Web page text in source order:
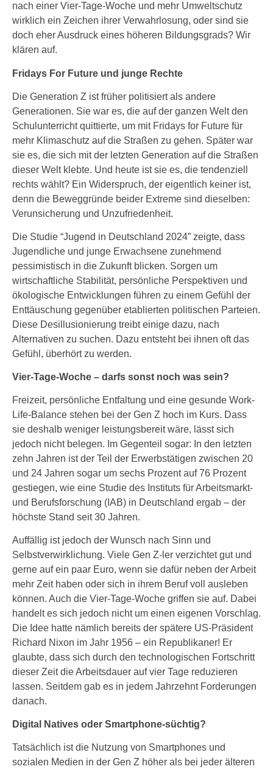
nach einer Vier-Tage-Woche und mehr Umweltschutz
wirklich ein Zeichen ihrer Verwahrlosung, oder sind sie
doch eher Ausdruck eines höheren Bildungsgrads? Wir
klären auf.
Fridays For Future und junge Rechte
Die Generation Z ist früher politisiert als andere
Generationen. Sie war es, die auf der ganzen Welt den
Schulunterricht quittierte, um mit Fridays for Future für
mehr Klimaschutz auf die Straßen zu gehen. Später war
sie es, die sich mit der letzten Generation auf die Straßen
dieser Welt klebte. Und heute ist sie es, die tendenziell
rechts wählt? Ein Widerspruch, der eigentlich keiner ist,
denn die Beweggründe beider Extreme sind dieselben:
Verunsicherung und Unzufriedenheit.
Die Studie “Jugend in Deutschland 2024” zeigte, dass
Jugendliche und junge Erwachsene zunehmend
pessimistisch in die Zukunft blicken. Sorgen um
wirtschaftliche Stabilität, persönliche Perspektiven und
ökologische Entwicklungen führen zu einem Gefühl der
Enttäuschung gegenüber etablierten politischen Parteien.
Diese Desillusionierung treibt einige dazu, nach
Alternativen zu suchen. Dazu entsteht bei ihnen oft das
Gefühl, überhört zu werden.
Vier-Tage-Woche – darfs sonst noch was sein?
Freizeit, persönliche Entfaltung und eine gesunde Work-
Life-Balance stehen bei der Gen Z hoch im Kurs. Dass
sie deshalb weniger leistungsbereit wäre, lässt sich
jedoch nicht belegen. Im Gegenteil sogar: In den letzten
zehn Jahren ist der Teil der Erwerbstätigen zwischen 20
und 24 Jahren sogar um sechs Prozent auf 76 Prozent
gestiegen, wie eine Studie des Instituts für Arbeitsmarkt-
und Berufsforschung (IAB) in Deutschland ergab – der
höchste Stand seit 30 Jahren.
Auffällig ist jedoch der Wunsch nach Sinn und
Selbstverwirklichung. Viele Gen Z-ler verzichtet gut und
gerne auf ein paar Euro, wenn sie dafür neben der Arbeit
mehr Zeit haben oder sich in ihrem Beruf voll ausleben
können. Auch die Vier-Tage-Woche griffen sie auf. Dabei
handelt es sich jedoch nicht um einen eigenen Vorschlag.
Die Idee hatte nämlich bereits der spätere US-Präsident
Richard Nixon im Jahr 1956 – ein Republikaner! Er
glaubte, dass sich durch den technologischen Fortschritt
dieser Zeit die Arbeitsdauer auf vier Tage reduzieren
lassen. Seitdem gab es in jedem Jahrzehnt Forderungen
danach.
Digital Natives oder Smartphone-süchtig?
Tatsächlich ist die Nutzung von Smartphones und
sozialen Medien in der Gen Z höher als bei jeder älteren